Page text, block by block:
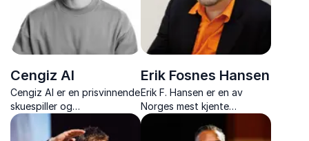
Cengiz Al
Cengiz Al er en prisvinnende
skuespiller og
foredragsholder som
inspirerer med historier om
Erik Fosnes Hansen
Erik F. Hansen er en av
Norges mest kjente
forfattere, også
internasjonalt. Med